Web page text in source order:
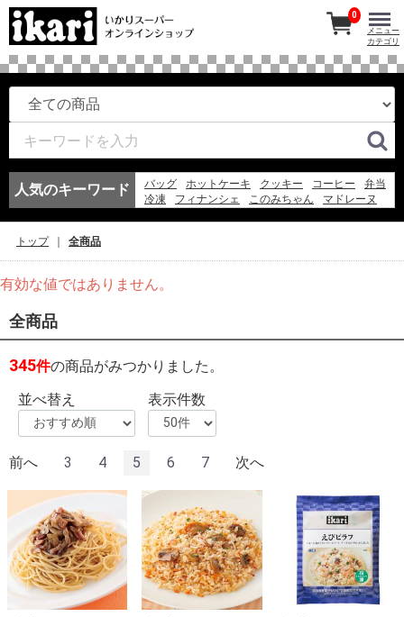
人気のキーワード バッグ ホットケーキ クッキー コーヒー
弁当
冷凍
フィナンシェ このみちゃん
マドレーヌ
0
メニュー
カテゴリ
トップ 全商品
有効な値ではありません。
全商品
345件の商品がみつかりました。
並べ替え
表示件数
前へ 3 4 5 6 7 次へ